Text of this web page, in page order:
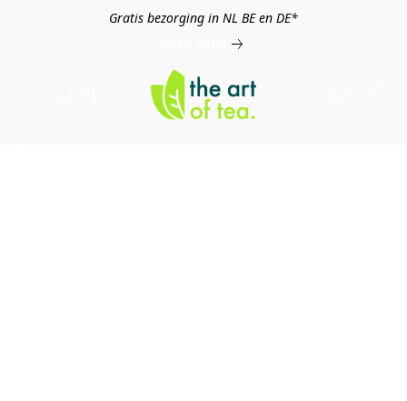
Gratis bezorging in NL BE en DE*